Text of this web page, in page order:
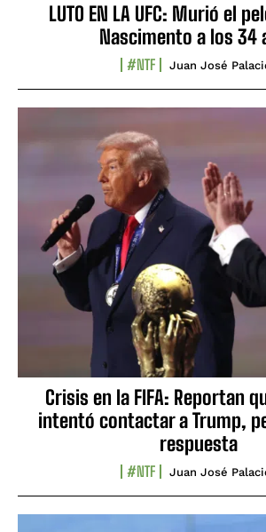
LUTO EN LA UFC: Murió el
Nascimento a los 34
#NTF Juan José
Crisis en la FIFA: Reportan
intentó contactar a Trump,
respuesta
#NTF Juan José